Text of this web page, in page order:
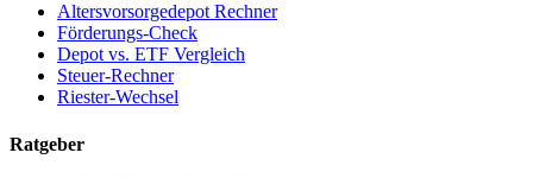
Altersvorsorgedepot Rechner
Förderungs-Check
Depot vs. ETF Vergleich
Steuer-Rechner
Riester-Wechsel
Ratgeber